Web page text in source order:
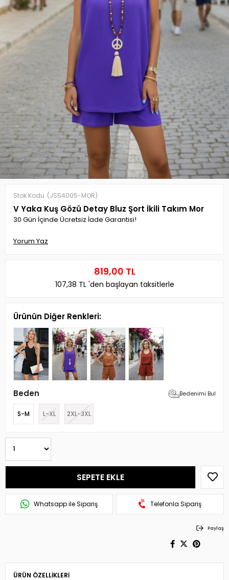
Stok Kodu (JS54005-MOR)
V Yaka Kuş Gözü Detay Bluz Şort İkili Takım Mor
30 Gün İçinde Ücretsiz İade Garantisi!
Yorum Yaz
819,00 TL
107,38 TL 'den başlayan taksitlerle
Ürünün Diğer Renkleri:
Beden Bedenimi Bul
S-M L-XL 2XL-3XL
Whatsapp ile Sipariş Telefonla Sipariş
Paylaş
ÜRÜN ÖZELLIKLERI